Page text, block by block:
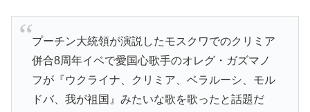
プーチン大統領が演説したモスクワでのクリミア
併合8周年イベで愛国心歌手のオレグ・ガズマノ
フが『ウクライナ、クリミア、ベラルーシ、モル
ドバ、我が祖国』みたいな歌を歌ったと話題だ